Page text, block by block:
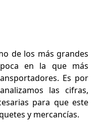
de los más grandes
en la que más
Es por
las cifras,
para que este
y mercancías.